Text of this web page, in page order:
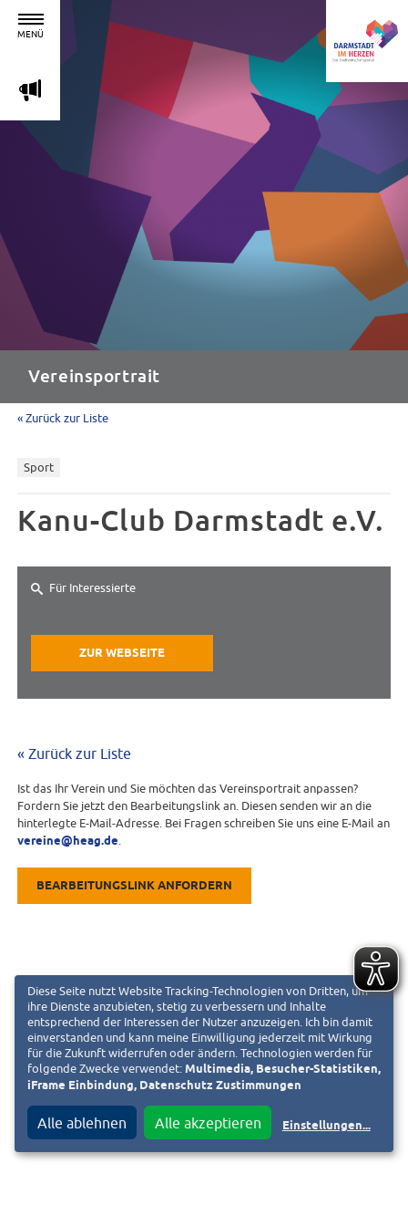
MENÜ
m
Vereinsportrait
« Zurück zur Liste
Sport
Kanu-Club Darmstadt e.V.
Für Interessierte
ZUR WEBSEITE
« Zurück zur Liste
Ist das Ihr Verein und Sie möchten das Vereinsportrait anpassen?
Fordern Sie jetzt den Bearbeitungslink an. Diesen senden wir an die
hinterlegte E-Mail-Adresse. Bei Fragen schreiben Sie uns eine E-Mail an
vereine@heag.de
BEARBEITUNGSLINK ANFORDERN
Diese Seite nutzt Website Tracking-Technologien von Dritten, um
ihre Dienste anzubieten, stetig zu verbessern und Inhalte
entsprechend der Interessen der Nutzer anzuzeigen. Ich bin damit
einverstanden und kann meine Einwilligung jederzeit mit Wirkung
für die Zukunft widerrufen oder ändern. Technologien werden für
folgende Zwecke verwendet: Multimedia, Besucher-Statistiken,
iFrame Einbindung, Datenschutz Zustimmungen
Alle ablehnen Alle akzeptieren Einstellungen...